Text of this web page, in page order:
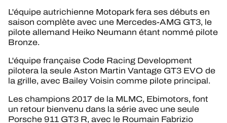
L'équipe autrichienne Motopark fera ses débuts en
saison complète avec une Mercedes-AMG GT3, le
pilote allemand Heiko Neumann étant nommé pilote
Bronze.
L'équipe française Code Racing Development
pilotera la seule Aston Martin Vantage GT3 EVO de
la grille, avec Bailey Voisin comme pilote principal.
Les champions 2017 de la MLMC, Ebimotors, font
un retour bienvenu dans la série avec une seule
Porsche 911 GT3 R, avec le Roumain Fabrizio